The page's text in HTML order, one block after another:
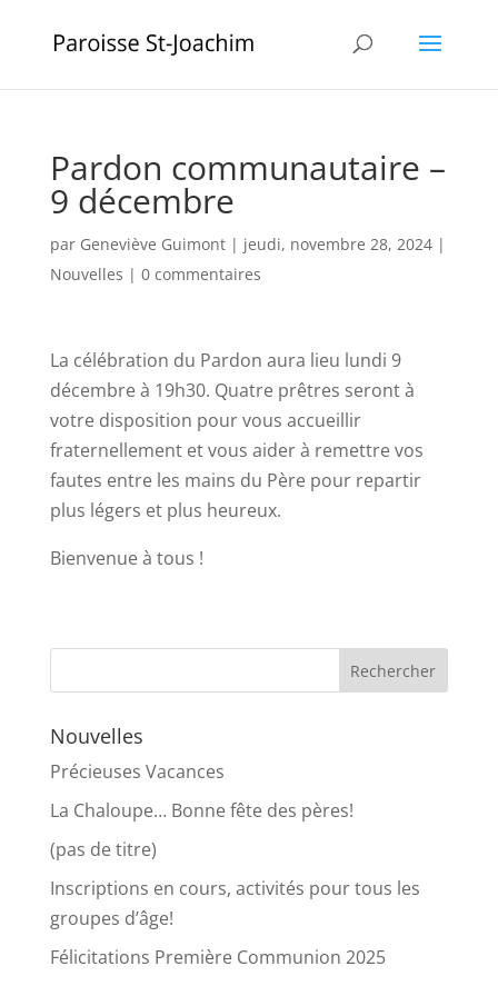
Pardon communautaire –
9 décembre
par Geneviève Guimont| jeudi, novembre 28, 2024|
Nouvelles | 0 commentaires
La célébration du Pardon aura lieu lundi 9
décembre à 19h30. Quatre prêtres seront à
votre disposition pour vous accueillir
fraternellement et vous aider à remettre vos
fautes entre les mains du Père pour repartir
plus légers et plus heureux.
Bienvenue à tous !
Nouvelles
Précieuses Vacances
La Chaloupe… Bonne fête des pères!
(pas de titre)
Inscriptions en cours, activités pour tous les
groupes d’âge!
Félicitations Première Communion 2025